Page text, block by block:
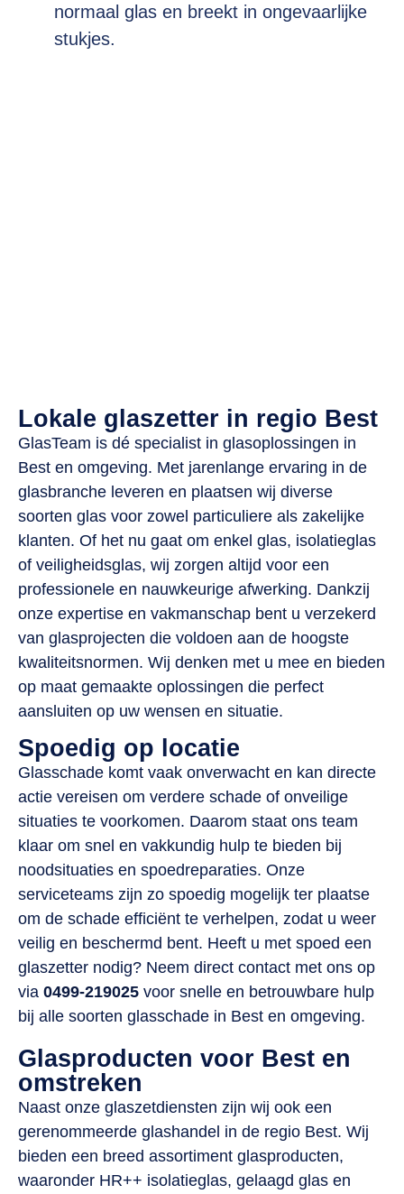
normaal glas en breekt in ongevaarlijke
stukjes.
Lokale glaszetter in regio Best
GlasTeam is dé specialist in glasoplossingen in
Best en omgeving. Met jarenlange ervaring in de
glasbranche leveren en plaatsen wij diverse
soorten glas voor zowel particuliere als zakelijke
klanten. Of het nu gaat om enkel glas, isolatieglas
of veiligheidsglas, wij zorgen altijd voor een
professionele en nauwkeurige afwerking. Dankzij
onze expertise en vakmanschap bent u verzekerd
van glasprojecten die voldoen aan de hoogste
kwaliteitsnormen. Wij denken met u mee en bieden
op maat gemaakte oplossingen die perfect
aansluiten op uw wensen en situatie.
Spoedig op locatie
Glasschade komt vaak onverwacht en kan directe
actie vereisen om verdere schade of onveilige
situaties te voorkomen. Daarom staat ons team
klaar om snel en vakkundig hulp te bieden bij
noodsituaties en spoedreparaties. Onze
serviceteams zijn zo spoedig mogelijk ter plaatse
om de schade efficiënt te verhelpen, zodat u weer
veilig en beschermd bent. Heeft u met spoed een
glaszetter nodig? Neem direct contact met ons op
via 0499-219025 voor snelle en betrouwbare hulp
bij alle soorten glasschade in Best en omgeving.
Glasproducten voor Best en
omstreken
Naast onze glaszetdiensten zijn wij ook een
gerenommeerde glashandel in de regio Best. Wij
bieden een breed assortiment glasproducten,
waaronder HR++ isolatieglas, gelaagd glas en